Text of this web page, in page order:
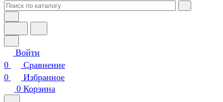
Войти
0
Сравнение
0
Избранное
0 Корзина